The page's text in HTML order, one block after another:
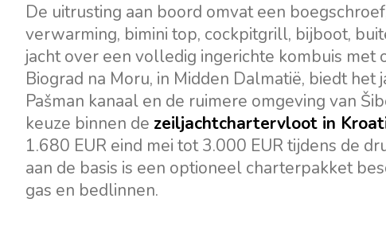
De uitrusting aan boord omvat een
verwarming, bimini top, cockpitgrill, bijboot,
jacht over een volledig ingerichte kombuis met
Biograd na Moru, in Midden Dalmatië, biedt
Pašman kanaal en de ruimere omgeving van
keuze binnen de zeiljachtchartervloot in
1.680 EUR eind mei tot 3.000 EUR tijdens de
aan de basis is een optioneel charterpakket
gas en bedlinnen.